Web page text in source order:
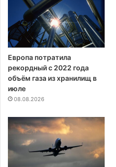
Европа потратила
рекордный с 2022 года
объём газа из хранилищ в
июле
08.08.2026